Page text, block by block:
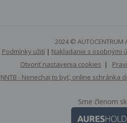
2024 ©
Podmínky užití| Nakladanie s osobnými
Otvoriť nastavenia cookies |
NNTB - Nenechaj to byť, online schránka
Sme členom